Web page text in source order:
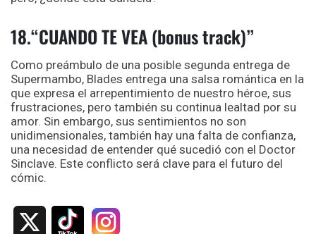
18.“CUANDO TE VEA (bonus track)”
Como preámbulo de una posible segunda entrega de
Supermambo, Blades entrega una salsa romántica en la
que expresa el arrepentimiento de nuestro héroe, sus
frustraciones, pero también su continua lealtad por su
amor. Sin embargo, sus sentimientos no son
unidimensionales, también hay una falta de confianza,
una necesidad de entender qué sucedió con el Doctor
Sinclave. Este conflicto será clave para el futuro del
cómic.